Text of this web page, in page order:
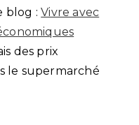
blog :Vivre avec
des prix
le supermarché